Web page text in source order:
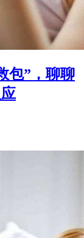
包”，聊聊